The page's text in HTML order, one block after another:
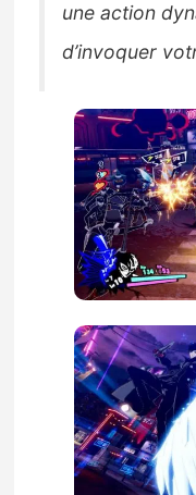
une action
d’invoquer